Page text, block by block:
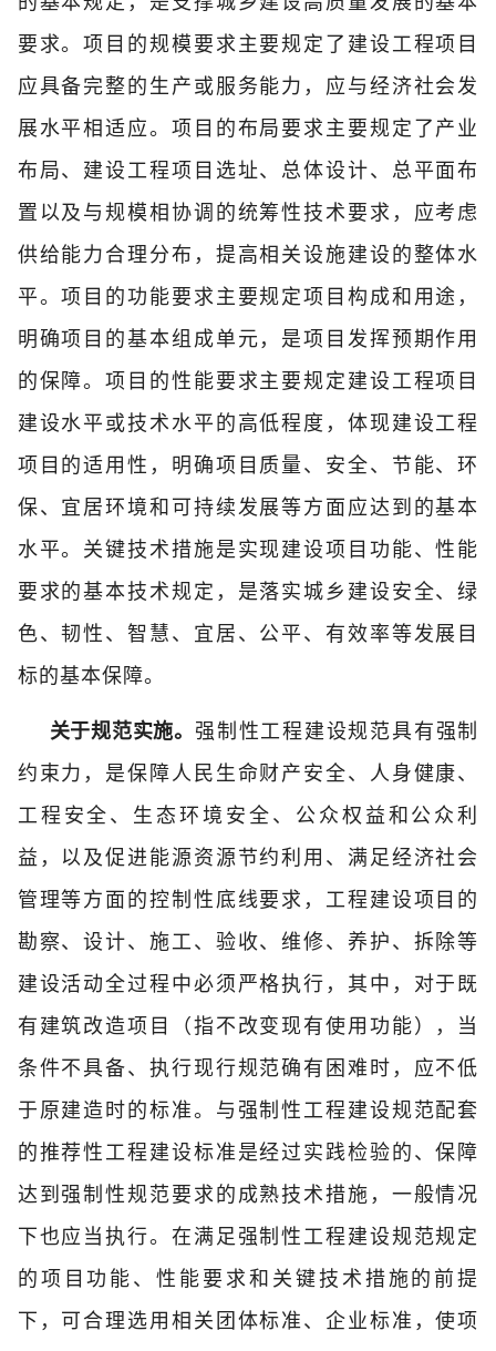
要求。项目的规模要求主要规定了建设工程项目
应具备完整的生产或服务能力，应与经济社会发
展水平相适应。项目的布局要求主要规定了产业
布局、建设工程项目选址、总体设计、总平面布
置以及与规模相协调的统筹性技术要求，应考虑
供给能力合理分布，提高相关设施建设的整体水
平。项目的功能要求主要规定项目构成和用途，
明确项目的基本组成单元，是项目发挥预期作用
的保障。项目的性能要求主要规定建设工程项目
建设水平或技术水平的高低程度，体现建设工程
项目的适用性，明确项目质量、安全、节能、环
保、宜居环境和可持续发展等方面应达到的基本
水平。关键技术措施是实现建设项目功能、性能
要求的基本技术规定，是落实城乡建设安全、绿
色、韧性、智慧、宜居、公平、有效率等发展目
标的基本保障。
关于规范实施。 强制性工程建设规范具有强制
约束力，是保障人民生命财产安全、人身健康、
工程安全、生态环境安全、公众权益和公众利
益，以及促进能源资源节约利用、满足经济社会
管理等方面的控制性底线要求，工程建设项目的
勘察、设计、施工、验收、维修、养护、拆除等
建设活动全过程中必须严格执行，其中，对于既
有建筑改造项目（指不改变现有使用功能），当
条件不具备、执行现行规范确有困难时，应不低
于原建造时的标准。与强制性工程建设规范配套
的推荐性工程建设标准是经过实践检验的、保障
达到强制性规范要求的成熟技术措施，一般情况
下也应当执行。在满足强制性工程建设规范规定
的项目功能、性能要求和关键技术措施的前提
下，可合理选用相关团体标准、企业标准，使项